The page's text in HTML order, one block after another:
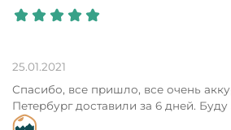
25.01.2021
Спасибо, все пришло, все очень
Петербург доставили за 6 дней.